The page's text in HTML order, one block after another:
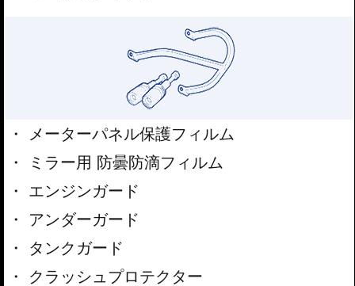
メーターパネル保護フィルム
ミラー用 防曇防滴フィルム
エンジンガード
アンダーガード
タンクガード
クラッシュプロテクター